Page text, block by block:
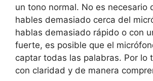
un tono normal. No es necesario
hables demasiado cerca del
hablas demasiado rápido o con
fuerte, es posible que el
captar todas las palabras. Por lo
con claridad y de manera